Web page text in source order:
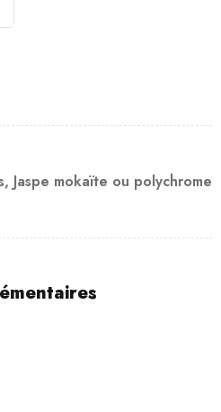
, Jaspe mokaïte ou polychrome